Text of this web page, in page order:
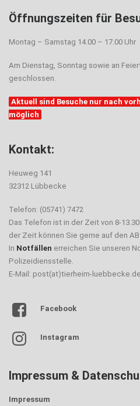
Öffnungszeiten für
Montag – Samstag 14.00 – 17.00 Uhr
Am Dienstag, Sonntag sowie an
geschlossen.
Aktuell sind Besuche nur nach
möglich
Kontakt:
Heuweg 141
32312 Lübbecke
Telefon: (05741) 7472
Das Telefon ist in der Zeit von 8-
der Zeit können Sie gerne auf den
In Notfällen erreichen Sie unseren
Polizeidiensstelle.
E-Mail: post(at)tierheim-luebbecke.de
Facebook
Instagram
Impressum &
Impressum